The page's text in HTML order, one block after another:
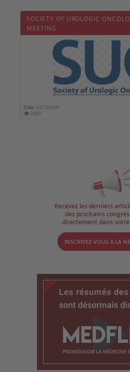
SOCIETY OF UROLOGIC
MEETING
Date :02/12/2026
2280
Recevez les derniers
des prochains
directement dans
INSCRIVEZ-VOUS À LA